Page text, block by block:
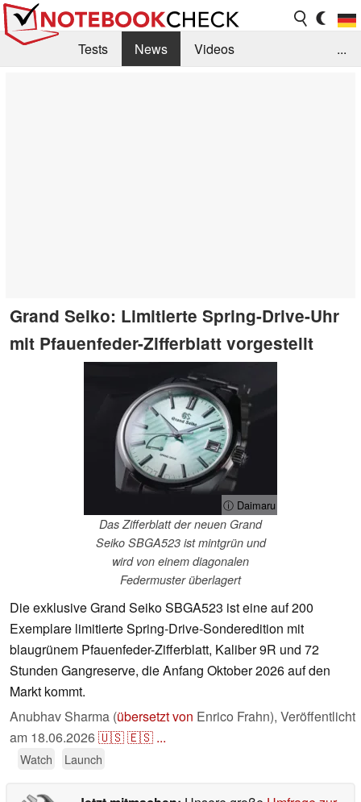
Tests News
Videos
...
Grand Seiko: Limitierte Spring-Drive-Uhr
mit Pfauenfeder-Zifferblatt vorgestellt
ⓘ Daimaru
Das Zifferblatt der neuen Grand
Seiko SBGA523 ist mintgrün und
wird von einem diagonalen
Federmuster überlagert
Die exklusive Grand Seiko SBGA523 ist eine auf 200
Exemplare limitierte Spring-Drive-Sonderedition mit
blaugrünem Pfauenfeder-Zifferblatt, Kaliber 9R und 72
Stunden Gangreserve, die Anfang Oktober 2026 auf den
Markt kommt.
Anubhav Sharma (übersetzt von Enrico Frahn), Veröffentlicht
am 18.06.2026🇺🇸🇪🇸 ...
Watch Launch